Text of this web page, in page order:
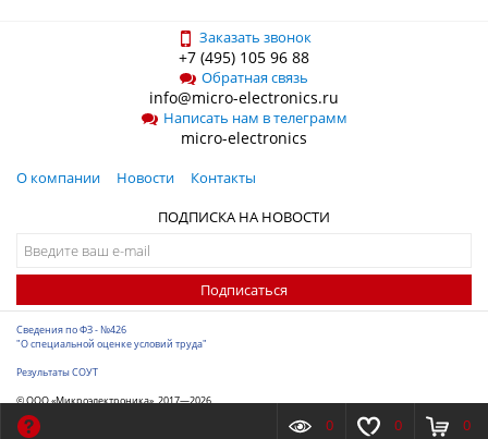
Заказать звонок
+7 (495) 105 96 88
Обратная связь
info@micro-electronics.ru
Написать нам в телеграмм
micro-electronics
О компании Новости
Контакты
ПОДПИСКА НА НОВОСТИ
Подписаться
Сведения по ФЗ - №426
"О специальной оценке условий труда"
Результаты СОУТ
© ООО «Микроэлектроника», 2017—2026
Разработка сайта
0 0 0